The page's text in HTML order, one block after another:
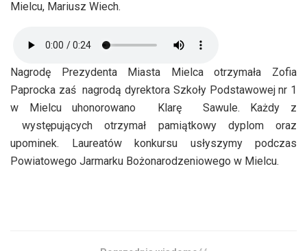
Mielcu, Mariusz Wiech.
Nagrodę Prezydenta Miasta Mielca otrzymała Zofia
Paprocka zaś nagrodą dyrektora Szkoły Podstawowej nr 1
w Mielcu uhonorowano Klarę Sawule. Każdy z
występujących otrzymał pamiątkowy dyplom oraz
upominek. Laureatów konkursu usłyszymy podczas
Powiatowego Jarmarku Bożonarodzeniowego w Mielcu.